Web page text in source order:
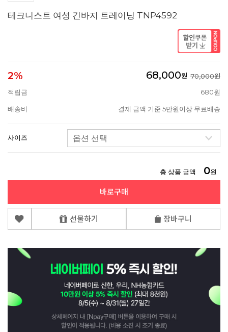
테크니스트 여성 긴바지 트레이닝 TNP4592
2% 68,000원 70,000원
적립금
680원
배송비 결제 금액 기준 5만원이상 무료배송
사이즈
총 상품 금액 0원
바로구매
선물하기 장바구니